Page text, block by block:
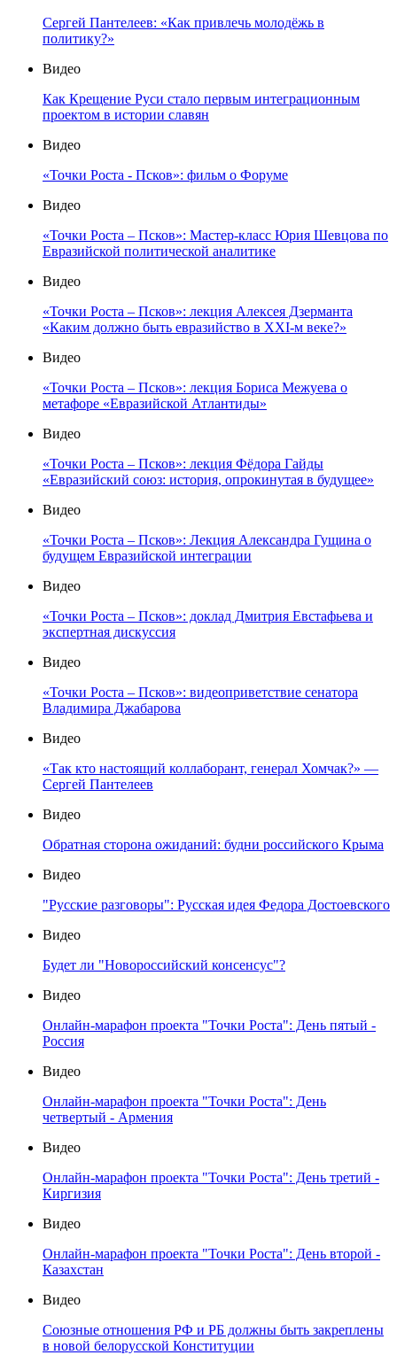
Сергей Пантелеев: «Как привлечь молодёжь в
политику?»
Видео
Как Крещение Руси стало первым интеграционным
проектом в истории славян
Видео
«Точки Роста - Псков»: фильм о Форуме
Видео
«Точки Роста – Псков»: Мастер-класс Юрия Шевцова по
Евразийской политической аналитике
Видео
«Точки Роста – Псков»: лекция Алексея Дзерманта
«Каким должно быть евразийство в XXI-м веке?»
Видео
«Точки Роста – Псков»: лекция Бориса Межуева о
метафоре «Евразийской Атлантиды»
Видео
«Точки Роста – Псков»: лекция Фёдора Гайды
«Евразийский союз: история, опрокинутая в будущее»
Видео
«Точки Роста – Псков»: Лекция Александра Гущина о
будущем Евразийской интеграции
Видео
«Точки Роста – Псков»: доклад Дмитрия Евстафьева и
экспертная дискуссия
Видео
«Точки Роста – Псков»: видеоприветствие сенатора
Владимира Джабарова
Видео
«Так кто настоящий коллаборант, генерал Хомчак?» —
Сергей Пантелеев
Видео
Обратная сторона ожиданий: будни российского Крыма
Видео
"Русские разговоры": Русская идея Федора Достоевского
Видео
Будет ли "Новороссийский консенсус"?
Видео
Онлайн-марафон проекта "Точки Роста": День пятый -
Россия
Видео
Онлайн-марафон проекта "Точки Роста": День
четвертый - Армения
Видео
Онлайн-марафон проекта "Точки Роста": День третий -
Киргизия
Видео
Онлайн-марафон проекта "Точки Роста": День второй -
Казахстан
Видео
Союзные отношения РФ и РБ должны быть закреплены
в новой белорусской Конституции